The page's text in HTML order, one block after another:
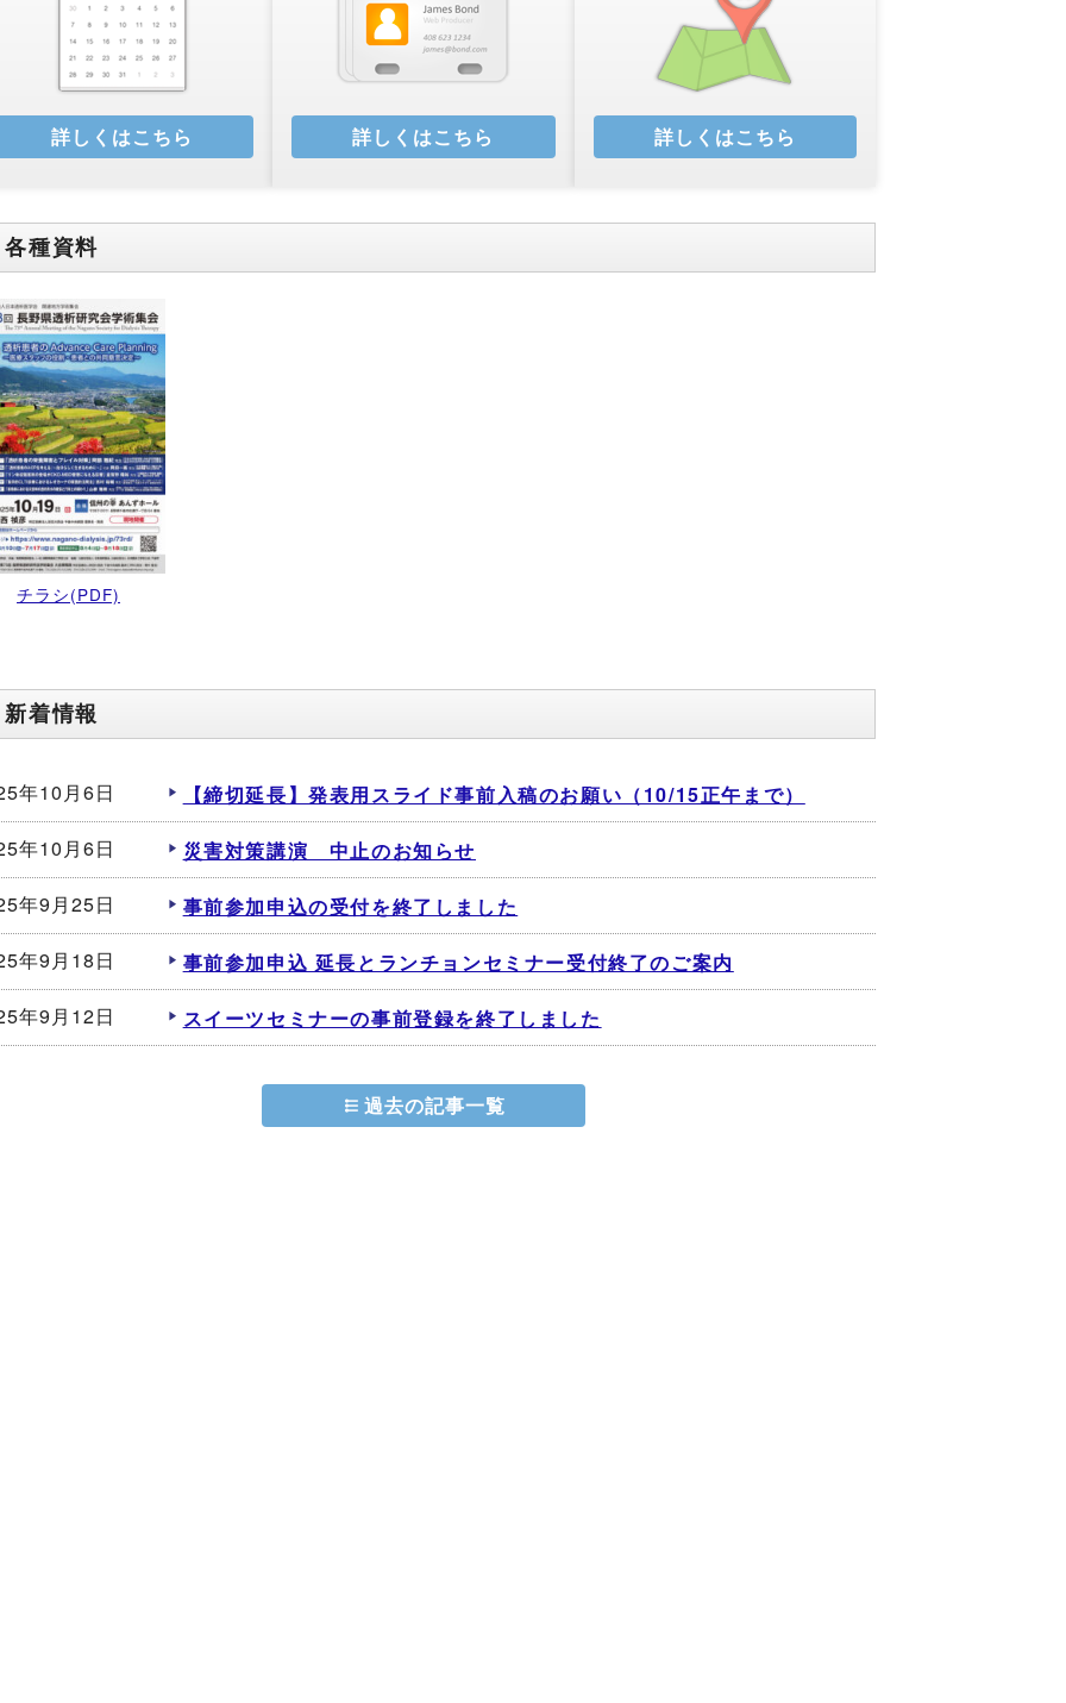
詳しくはこちら 詳しくはこちら 詳しくはこちら
各種資料
チラシ(PDF)
新着情報
年10月6日
【締切延長】発表用スライド事前入稿のお願い（10/15正午まで）
年10月6日
災害対策講演 中止のお知らせ
年9月25日
事前参加申込の受付を終了しました
年9月18日
事前参加申込 延長とランチョンセミナー受付終了のご案内
年9月12日
スイーツセミナーの事前登録を終了しました
過去の記事一覧